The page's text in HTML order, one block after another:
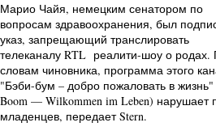
Марио Чайя, немецким сенатором по
вопросам здравоохранения, был
указ, запрещающий транслировать
телеканалу RTL реалити-шоу о родах.
словам чиновника, программа этого
"Бэби-бум – добро пожаловать в жизнь"
Boom — Wilkommen im Leben) нарушает
младенцев, передает Stern.